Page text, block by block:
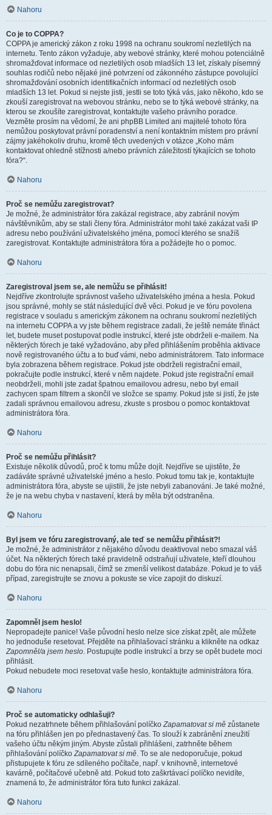
Nahoru
Co je to COPPA?
COPPA je americký zákon z roku 1998 na ochranu soukromí nezletilých na
internetu. Tento zákon vyžaduje, aby webové stránky, které mohou potenciálně
shromažďovat informace od nezletilých osob mladších 13 let, získaly písemný
souhlas rodičů nebo nějaké jiné potvrzení od zákonného zástupce povolující
shromažďování osobních identifikačních informací od nezletilých osob
mladších 13 let. Pokud si nejste jisti, jestli se toto týká vás, jako někoho, kdo se
zkouší zaregistrovat na webovou stránku, nebo se to týká webové stránky, na
kterou se zkoušíte zaregistrovat, kontaktujte vašeho právního poradce.
Vezměte prosím na vědomí, že ani phpBB Limited ani majitelé tohoto fóra
nemůžou poskytovat právní poradenství a není kontaktním místem pro právní
zájmy jakéhokoliv druhu, kromě těch uvedených v otázce „Koho mám
kontaktovat ohledně stížnosti a/nebo právních záležitostí týkajících se tohoto
fóra?“.
Nahoru
Proč se nemůžu zaregistrovat?
Je možné, že administrátor fóra zakázal registrace, aby zabránil novým
návštěvníkům, aby se stali členy fóra. Administrátor mohl také zakázat vaši IP
adresu nebo používání uživatelského jména, pomocí kterého se snažíš
zaregistrovat. Kontaktujte administrátora fóra a požádejte ho o pomoc.
Nahoru
Zaregistroval jsem se, ale nemůžu se přihlásit!
Nejdříve zkontrolujte správnost vašeho uživatelského jména a hesla. Pokud
jsou správné, mohly se stát následující dvě věci. Pokud je ve fóru povolena
registrace v souladu s americkým zákonem na ochranu soukromí nezletilých
na internetu COPPA a vy jste během registrace zadali, že ještě nemáte třináct
let, budete muset postupovat podle instrukcí, které jste obdrželi e-mailem. Na
některých fórech je také vyžadováno, aby před přihlášením proběhla aktivace
nově registrovaného účtu a to buď vámi, nebo administrátorem. Tato informace
byla zobrazena během registrace. Pokud jste obdrželi registrační email,
pokračujte podle instrukcí, které v něm najdete. Pokud jste registrační email
neobdrželi, mohli jste zadat špatnou emailovou adresu, nebo byl email
zachycen spam filtrem a skončil ve složce se spamy. Pokud jste si jistí, že jste
zadali správnou emailovou adresu, zkuste s prosbou o pomoc kontaktovat
administrátora fóra.
Nahoru
Proč se nemůžu přihlásit?
Existuje několik důvodů, proč k tomu může dojít. Nejdříve se ujistěte, že
zadáváte správné uživatelské jméno a heslo. Pokud tomu tak je, kontaktujte
administrátora fóra, abyste se ujistili, že jste nebyli zabanováni. Je také možné,
že je na webu chyba v nastavení, která by měla být odstraněna.
Nahoru
Byl jsem ve fóru zaregistrovaný, ale teď se nemůžu přihlásit?!
Je možné, že administrátor z nějakého důvodu deaktivoval nebo smazal váš
účet. Na některých fórech také pravidelně odstraňují uživatele, kteří dlouhou
dobu do fóra nic nenapsali, čímž se zmenší velikost databáze. Pokud je to váš
případ, zaregistrujte se znovu a pokuste se více zapojit do diskuzí.
Nahoru
Zapomněl jsem heslo!
Nepropadejte panice! Vaše původní heslo nelze sice získat zpět, ale můžete
ho jednoduše resetovat. Přejděte na přihlašovací stránku a klikněte na odkaz
Zapomněl/a jsem heslo. Postupujte podle instrukcí a brzy se opět budete moci
přihlásit.
Pokud nebudete moci resetovat vaše heslo, kontaktujte administrátora fóra.
Nahoru
Proč se automaticky odhlašuji?
Pokud nezatrhnete během přihlašování políčkoZapamatovat si mě zůstanete
na fóru přihlášen jen po přednastavený čas. To slouží k zabránění zneužití
vašeho účtu někým jiným. Abyste zůstali přihlášeni, zatrhněte během
přihlašování políčkoZapamatovat si mě. To se ale nedoporučuje, pokud
přistupujete k fóru ze sdíleného počítače, např. v knihovně, internetové
kavárně, počítačové učebně atd. Pokud toto zaškrtávací políčko nevidíte,
znamená to, že administrátor fóra tuto funkci zakázal.
Nahoru